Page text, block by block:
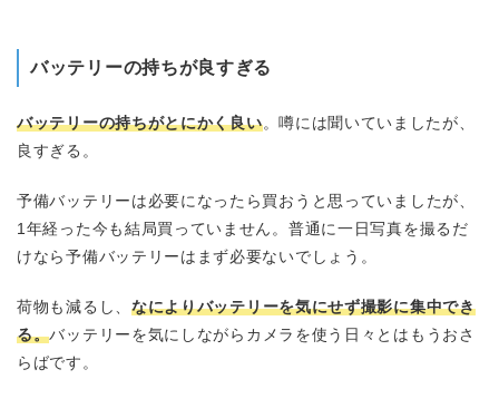
バッテリーの持ちが良すぎる
バッテリーの持ちがとにかく良い。噂には聞いていましたが、
良すぎる。
予備バッテリーは必要になったら買おうと思っていましたが、
1年経った今も結局買っていません。普通に一日写真を撮るだ
けなら予備バッテリーはまず必要ないでしょう。
荷物も減るし、 なによりバッテリーを気にせず撮影に集中でき
る。バッテリーを気にしながらカメラを使う日々とはもうおさ
らばです。